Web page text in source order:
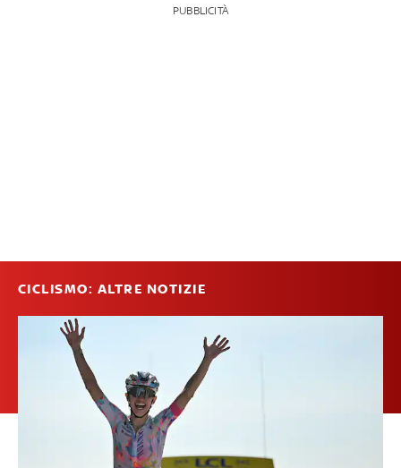
PUBBLICITÀ
CICLISMO: ALTRE NOTIZIE